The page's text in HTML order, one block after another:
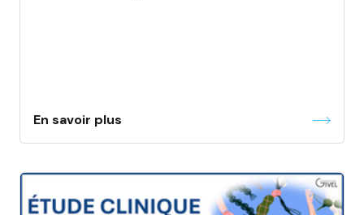
En savoir plus